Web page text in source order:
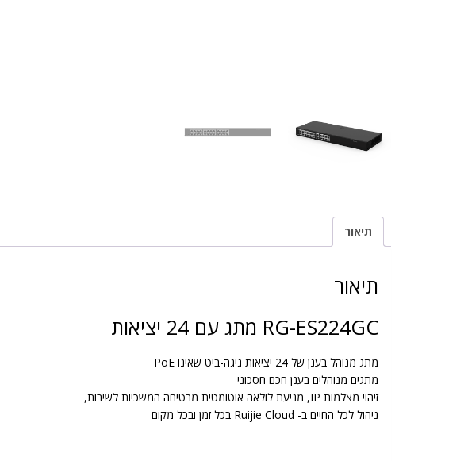
תיאור
תיאור
RG-ES224GC מתג עם 24 יציאות
מתג מנוהל בענן של 24 יציאות גיגה-ביט שאינו PoE
מתגים מנוהלים בענן חכם חסכוני
זיהוי מצלמות IP, מניעת לולאה אוטומטית מבטיחה המשכיות לשירות,
ניהול לכל החיים ב- Ruijie Cloud בכל זמן ובכל מקום